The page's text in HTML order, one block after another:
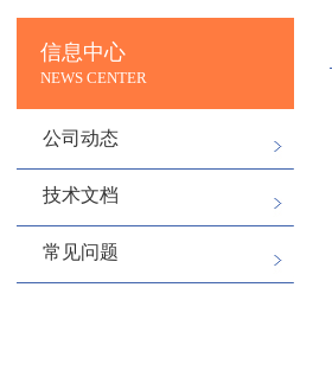
信息中心
NEWS CENTER
公司动态
技术文档
常见问题